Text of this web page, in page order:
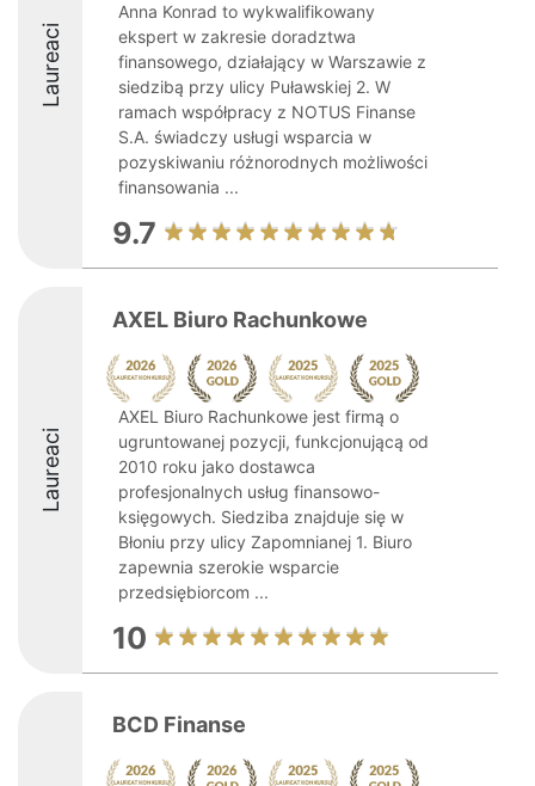
Laureaci
Anna Konrad to wykwalifikowany
ekspert w zakresie doradztwa
finansowego, działający w Warszawie z
siedzibą przy ulicy Puławskiej 2. W
ramach współpracy z NOTUS Finanse
S.A. świadczy usługi wsparcia w
pozyskiwaniu różnorodnych możliwości
finansowania ...
9.7
Laureaci
AXEL Biuro Rachunkowe
AXEL Biuro Rachunkowe jest firmą o
ugruntowanej pozycji, funkcjonującą od
2010 roku jako dostawca
profesjonalnych usług finansowo-
księgowych. Siedziba znajduje się w
Błoniu przy ulicy Zapomnianej 1. Biuro
zapewnia szerokie wsparcie
przedsiębiorcom ...
10
BCD Finanse